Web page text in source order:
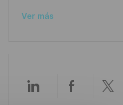
i
Ver más
CompartirCompartir